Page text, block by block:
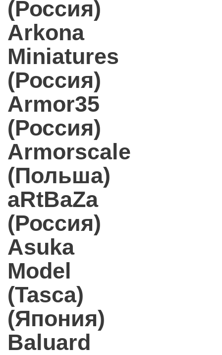
(Россия)
Arkona
Miniatures
(Россия)
Armor35
(Россия)
Armorscale
(Польша)
aRtBaZa
(Россия)
Asuka
Model
(Tasca)
(Япония)
Baluard